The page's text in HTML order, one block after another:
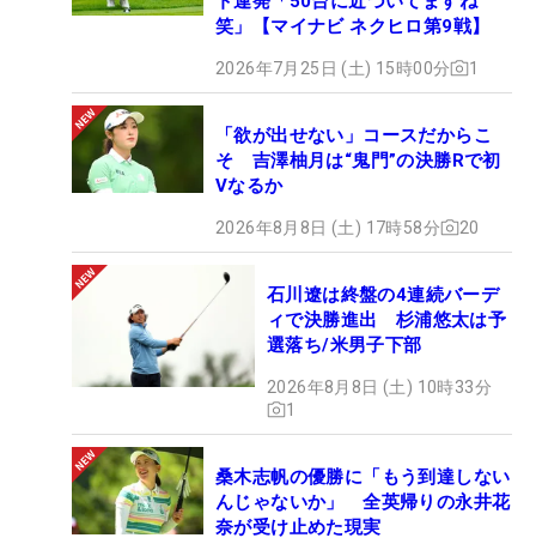
笑」【マイナビ ネクヒロ第9戦】
2026年7月25日 (土) 15時00分 1
「欲が出せない」コースだからこ
そ 吉澤柚月は“鬼門”の決勝Rで初
Vなるか
2026年8月8日 (土) 17時58分 20
石川遼は終盤の4連続バーデ
ィで決勝進出 杉浦悠太は予
選落ち/米男子下部
2026年8月8日 (土) 10時33分
1
桑木志帆の優勝に「もう到達しない
んじゃないか」 全英帰りの永井花
奈が受け止めた現実